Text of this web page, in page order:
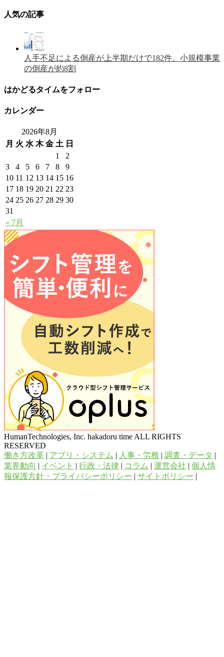
人気の記事
人手不足による倒産が上半期だけで182件、小規模事業
の倒産が約8割
はかどるタイムをフォロー
カレンダー
2026年8月
月 火 水 木 金 土 日
« 7月
1
2
3
4 5 6 7 8
9
10 11 12 13 14 15 16
17 18 19 20 21 22 23
24 25 26 27 28 29 30
31
HumanTechnologies, Inc. hakadoru time ALL RIGHTS
RESERVED
働き方改革 | アプリ・システム | 人事・労務 | 調査・データ |
業界動向 | イベント | 行政・法律 | コラム | 運営会社 | 個人情
報保護方針・プライバシーポリシー | サイトポリシー |